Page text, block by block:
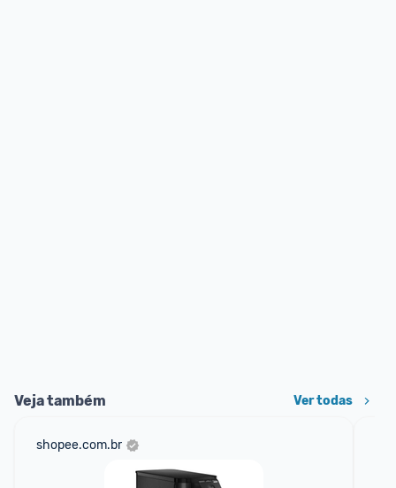
Veja também Ver todas
shopee.com.br